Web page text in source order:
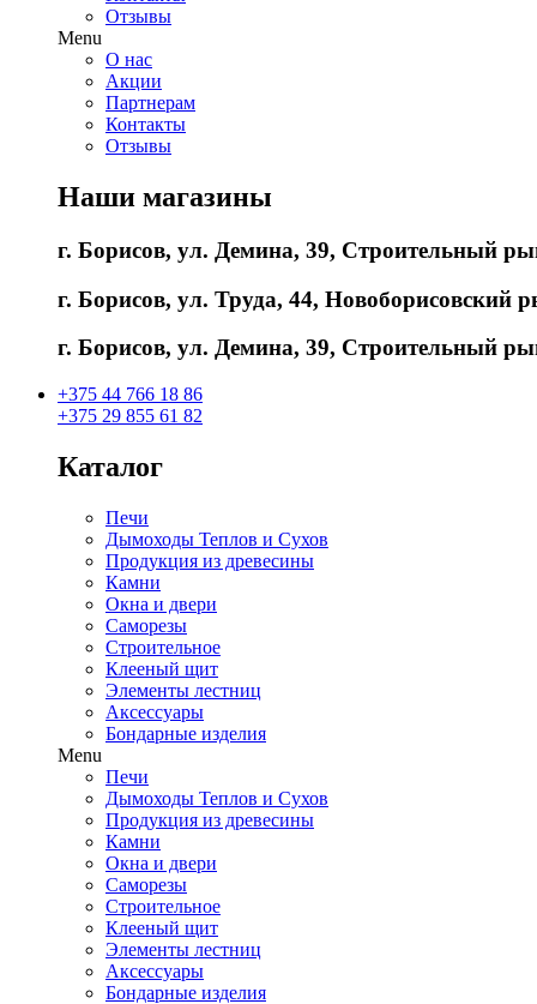
Отзывы
Menu
О нас
Акции
Партнерам
Контакты
Отзывы
Наши магазины
г. Борисов, ул. Демина, 39, Строительный
г. Борисов, ул. Труда, 44, Новоборисовский
г. Борисов, ул. Демина, 39, Строительный
+375 44 766 18 86
+375 29 855 61 82
Каталог
Печи
Дымоходы Теплов и Сухов
Продукция из древесины
Камни
Окна и двери
Саморезы
Строительное
Клееный щит
Элементы лестниц
Аксессуары
Бондарные изделия
Menu
Печи
Дымоходы Теплов и Сухов
Продукция из древесины
Камни
Окна и двери
Саморезы
Строительное
Клееный щит
Элементы лестниц
Аксессуары
Бондарные изделия